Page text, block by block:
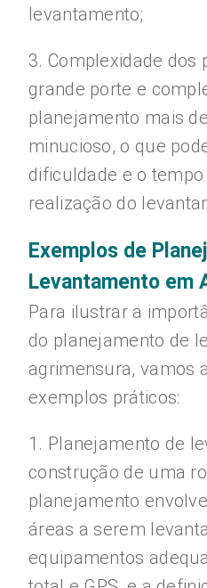
levantamento;
3. Complexidade dos
grande porte e
planejamento mais
minucioso, o que
dificuldade e o
realização do
Exemplos de
Levantamento em
Para ilustrar a
do planejamento de
agrimensura, vamos
exemplos práticos:
1. Planejamento de
construção de uma
planejamento
áreas a serem
equipamentos